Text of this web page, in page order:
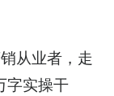
从业者，走
字实操干